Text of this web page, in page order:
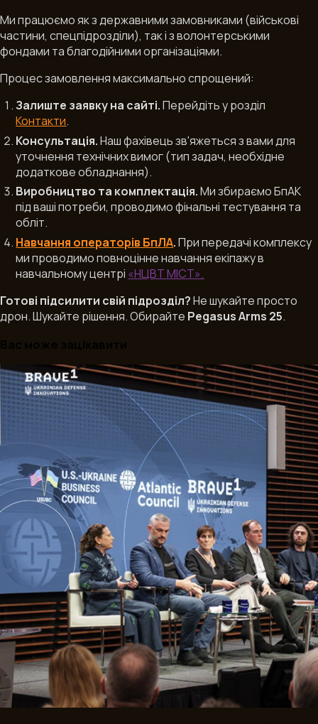
Ми працюємо як з державними замовниками (військові
частини, спецпідрозділи), так і з волонтерськими
фондами та благодійними організаціями.
Процес замовлення максимально спрощений:
Залиште заявку на сайті.Перейдіть у розділ
Контакти.
Консультація.Наш фахівець зв'яжеться з вами для
уточнення технічних вимог (тип задач, необхідне
додаткове обладнання).
Виробництво та комплектація.Ми збираємо БпАК
під ваші потреби, проводимо фінальні тестування та
обліт.
Навчання операторів БпЛА.При передачі комплексу
ми проводимо повноцінне навчання екіпажу в
навчальному центрі «НЦВТ МІСТ».
Готові підсилити свій підрозділ?Не шукайте просто
дрон. Шукайте рішення. Обирайте Pegasus Arms 25.